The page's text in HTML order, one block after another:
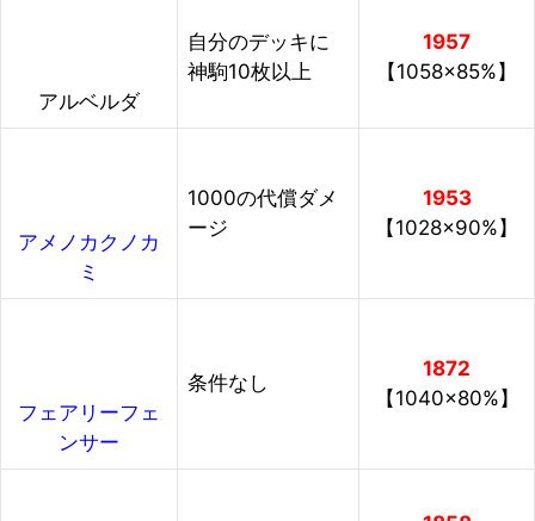
アルベルダ
自分のデッキに
神駒10枚以上
1957
【1058×85%】
アメノカクノカ
ミ
1000の代償ダメ
ージ
1953
【1028×90%】
フェアリーフェ
ンサー
条件なし
1872
【1040×80%】